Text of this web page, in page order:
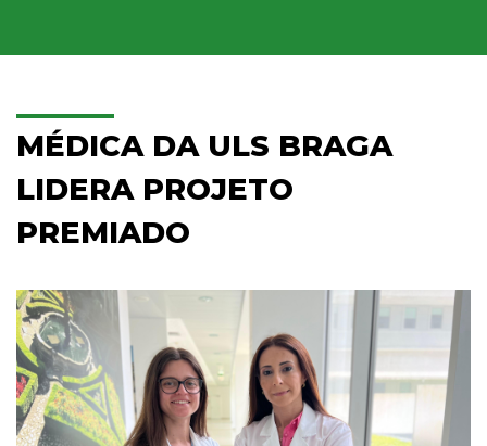
MÉDICA DA ULS BRAGA
LIDERA PROJETO
PREMIADO